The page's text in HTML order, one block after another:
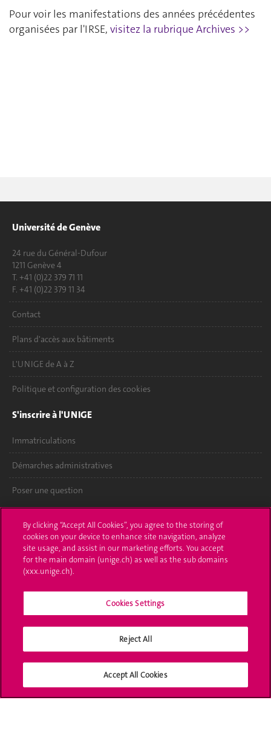
Pour voir les manifestations des années précédentes
organisées par l'IRSE, visitez la rubrique Archives >>
Université de Genève
24 rue du Général-Dufour
1211 Genève 4
T. +41 (0)22 379 71 11
F. +41 (0)22 379 11 34
Contact
Plans d'accès aux bâtiments
L'UNIGE de A à Z
Politique et configuration des cookies
S'inscrire à l'UNIGE
Immatriculations
Démarches administratives
Poser une question
UNIGE Mobile
Médias
Offres d'emploi
Bibliothèque
Médias sociaux UNIGE
By clicking “Accept All Cookies”, you agree to the storing of
cookies on your device to enhance site navigation, analyze
site usage, and assist in our marketing efforts. You accept
for the main domain (unige.ch) as well as the sub domains
(xxx.unige.ch).
Cookies Settings
Reject All
Accept All Cookies